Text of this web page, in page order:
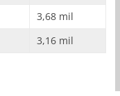
3,68 mil
3,16 mil